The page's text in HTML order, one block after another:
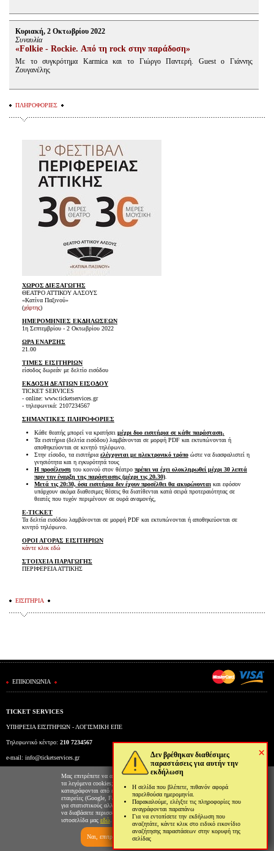
×
Δεν βρέθηκαν διαθέσιμες
παραστάσεις για αυτήν την
εκδήλωση
Η σελίδα που βλέπετε, πιθανόν αφορά
παρελθούσα ημερομηνία.
Παρακαλούμε, ελέγξτε τις πληροφορίες που
αναγράφονται παραπάνω
Για να εντοπίσετε την εκδήλωση που
αναζητάτε, κάντε κλικ στο ειδικό εικονίδιο
αναζήτησης παραστάσεων στην κορυφή της
σελίδας
Κυριακή, 2 Οκτωβρίου 2022
Συναυλία
«Folkie - Rockie. Από τη rock στην παράδοση»
Με το συγκρότημα Karmica και το Γιώργο Παντερή. Guest ο Γιάννης
Ζουγανέλης
ΠΛΗΡΟΦΟΡΙΕΣ
ΧΩΡΟΣ ΔΙΕΞΑΓΩΓΗΣ
ΘΕΑΤΡΟ ΑΤΤΙΚΟΥ ΑΛΣΟΥΣ
«Κατίνα Παξινού»
(χάρτης)
ΗΜΕΡΟΜΗΝΙΕΣ ΕΚΔΗΛΩΣΕΩΝ
1η Σεπτεμβρίου - 2 Οκτωβρίου 2022
ΩΡΑ ΕΝΑΡΞΗΣ
21.00
ΤΙΜΕΣ ΕΙΣΙΤΗΡΙΩΝ
είσοδος δωρεάν με δελτίο εισόδου
ΕΚΔΟΣΗ ΔΕΛΤΙΩΝ ΕΙΣΟΔΟΥ
TICKET SERVICES
- online: www.ticketservices.gr
- τηλεφωνικά: 2107234567
ΣΗΜΑΝΤΙΚΕΣ ΠΛΗΡΟΦΟΡΙΕΣ
Κάθε θεατής μπορεί να κρατήσει μέχρι δυο εισιτήρια σε κάθε παράσταση.
Τα εισιτήρια (δελτία εισόδου) λαμβάνονται σε μορφή PDF και εκτυπώνονται ή
αποθηκεύονται σε κινητό τηλέφωνο.
Στην είσοδο, τα εισιτήρια ελέγχονται με ηλεκτρονικό τρόποώστε να διασφαλιστεί η
γνησιότητα και η εγκυρότητά τους
Η προσέλευση του κοινού στον θέατρο πρέπει να έχει ολοκληρωθεί μέχρι 30 λεπτά
πριν την έναρξη της παράστασης (μέχρι τις 20.30).
Μετά τις 20:30, όσα εισιτήρια δεν έχουν προσέλθει θα ακυρώνονταικαι εφόσον
υπάρχουν ακόμα διαθεσιμες θέσεις θα διατίθενται κατά σειρά προτεραιότητας σε
θεατές που τυχόν περιμένουν σε ουρά αναμονής,
E-TICKET
Τα δελτία εισόδου λαμβάνονται σε μορφή PDF και εκτυπώνονται ή αποθηκεύονται σε
κινητό τηλέφωνο.
ΟΡΟΙ ΑΓΟΡΑΣ ΕΙΣΙΤΗΡΙΩΝ
κάντε κλικ εδώ
ΣΤΟΙΧΕΙΑ ΠΑΡΑΓΩΓΗΣ
ΠΕΡΙΦΕΡΕΙΑ ΑΤΤΙΚΗΣ
ΕΙΣΙΤΗΡΙΑ
ΕΠΙΚΟΙΝΩΝΙΑ
TICKET SERVICES
ΥΠΗΡΕΣΙΑ ΕΙΣΙΤΗΡΙΩΝ - ΛΟΓΙΣΜΙΚΗ ΕΠΕ
Τηλεφωνικό κέντρο: 210 7234567
e-mail: info@ticketservices.gr
Εκδοτήριο: Πανεπιστημίου 39 (Στοά Πεσμαζόγλου), Αθήνα
Ώρες λειτουργίας εκδοτηρίου: Δευ-Παρ: 9πμ-5μμ
Μας επιτρέπετε να αποθηκεύουμε στον φυλλομετρητή σας
τα λεγόμενα cookies; Με αυτόν τον τρόπο θα
καταγράφονται από εμάς και τρίτες συνεργαζόμενες
εταιρείες (Google, Facebook κτλ) στοιχεία επισκεψιμότητας
για στατιστικούς αλλά και διαφημιστικούς λόγους. Μπορείτε
να διαβάσετε περισσότερα για την χρήση cookies από την
ιστοσελίδα μας εδώ
Ναι, επιτρέπω Όχι, δεν επιτρέπω